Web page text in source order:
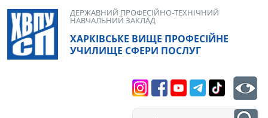
Skip
content
ХАРКІВСЬКЕ ВИЩЕ ПРОФЕСІЙНЕ
УЧИЛИЩЕ СФЕРИ ПОСЛУГ
ДЕРЖАВНИЙ ПРОФЕСІЙНО-ТЕХНІЧНИЙ
НАВЧАЛЬНИЙ ЗАКЛАД